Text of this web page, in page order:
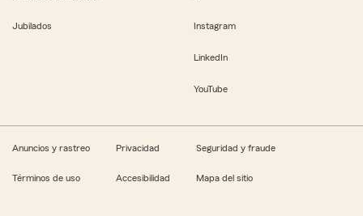
Jubilados Instagram
LinkedIn
YouTube
Anuncios y rastreo Privacidad Seguridad y fraude
Términos de uso Accesibilidad Mapa del sitio